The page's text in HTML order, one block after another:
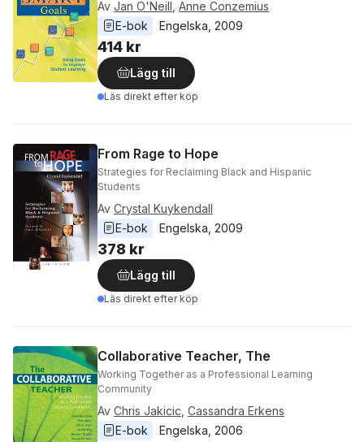
Av Jan O'Neill Anne Conzemius
E-bok
Engelska 2009
414 kr
Lägg till
Läs direkt efter köp
From Rage to Hope
Strategies for Reclaiming Black and Hispanic
Students
Av Crystal Kuykendall
E-bok
Engelska 2009
378 kr
Lägg till
Läs direkt efter köp
Collaborative Teacher, The
Working Together as a Professional Learning
Community
Av Chris Jakicic Cassandra Erkens
E-bok
Engelska 2006